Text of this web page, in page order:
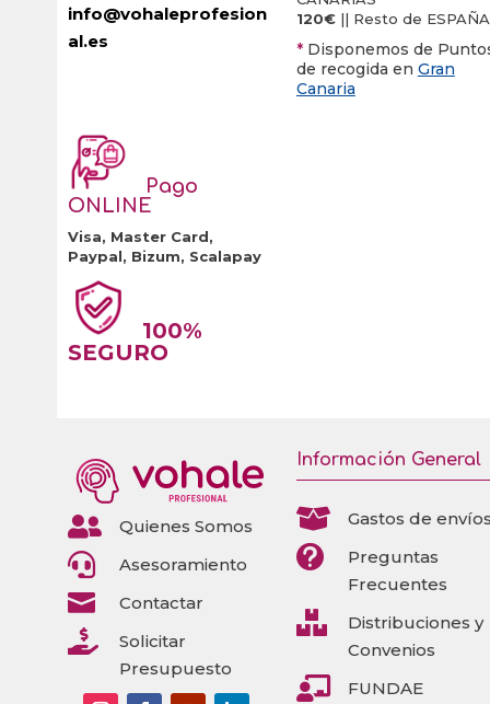
info@vohaleprofesion
al.es
120€|| Resto de ESPAÑA
* Disponemos de
de recogida en Gran
Canaria
Pago
ONLINE
Visa, Master Card,
Paypal, Bizum, Scalapay
100%
SEGURO
 Quienes Somos
 Asesoramiento
 Contactar

Solicitar
Presupuesto
Información General
 Gastos de

Preguntas
Frecuentes

Distribuciones y
Convenios
 FUNDAE